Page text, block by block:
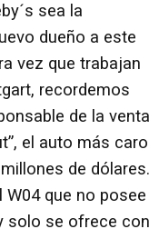
sea la
dueño a este
vez que trabajan
recordemos
de la venta
el auto más caro
de dólares.
que no posee
solo se ofrece con